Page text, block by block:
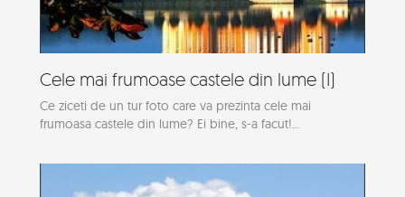
Cele mai frumoase castele din lume (I)
Ce ziceti de un tur foto care va prezinta cele mai
frumoasa castele din lume? Ei bine, s-a facut!...